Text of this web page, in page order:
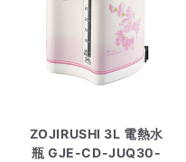
ZOJIRUSHI 3L 電熱水
瓶 GJE-CD-JUQ30-